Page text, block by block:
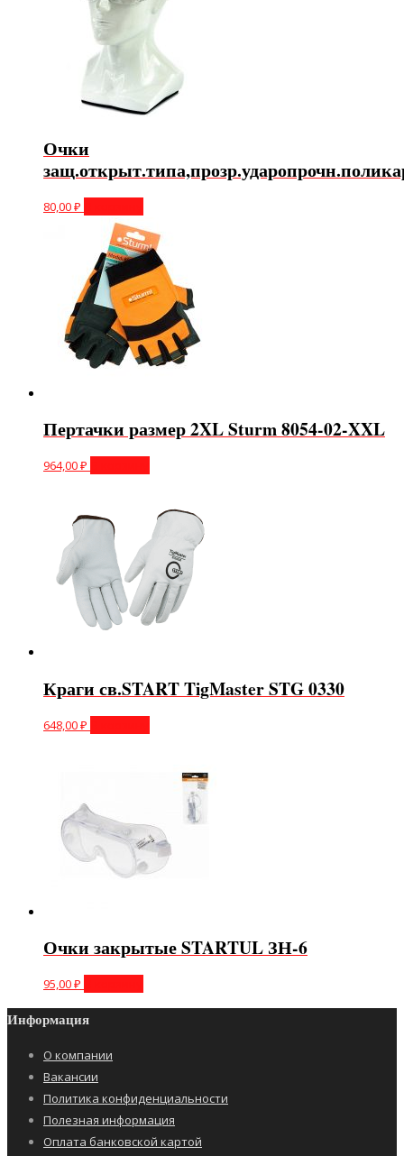
Очки
80,00₽
Пертачки размер 2XL Sturm 8054-02-XXL
964,00₽
Краги св.START TigMaster STG 0330
648,00₽
Очки закрытые STARTUL ЗН-6
95,00₽
Информация
О компании
Вакансии
Политика конфиденциальности
Полезная информация
Оплата банковской картой